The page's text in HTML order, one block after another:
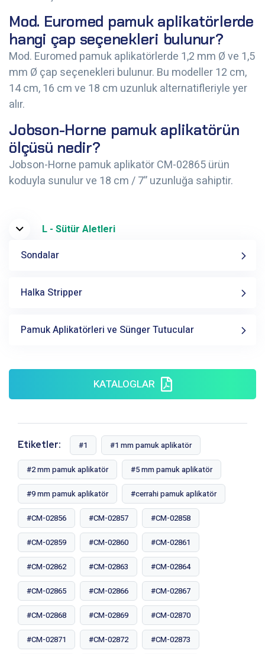
Mod. Euromed pamuk aplikatörlerde
hangi çap seçenekleri bulunur?
Mod. Euromed pamuk aplikatörlerde 1,2 mm Ø ve 1,5
mm Ø çap seçenekleri bulunur. Bu modeller 12 cm,
14 cm, 16 cm ve 18 cm uzunluk alternatifleriyle yer
alır.
Jobson-Horne pamuk aplikatörün
ölçüsü nedir?
Jobson-Horne pamuk aplikatör CM-02865 ürün
koduyla sunulur ve 18 cm / 7” uzunluğa sahiptir.
L - Sütür Aletleri
Sondalar
Halka Stripper
Pamuk Aplikatörleri ve Sünger Tutucular
KATALOGLAR
Etiketler: #1 #1 mm pamuk aplikatör
#2 mm pamuk aplikatör #5 mm pamuk aplikatör
#9 mm pamuk aplikatör #cerrahi pamuk aplikatör
#CM-02856 #CM-02857 #CM-02858
#CM-02859 #CM-02860 #CM-02861
#CM-02862 #CM-02863 #CM-02864
#CM-02865 #CM-02866 #CM-02867
#CM-02868 #CM-02869 #CM-02870
#CM-02871 #CM-02872 #CM-02873